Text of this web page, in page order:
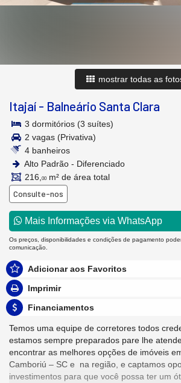
mostrar todas as
Itajaí - Balneário Santa Clara
3 dormitórios (3 suítes)
2 vagas (Privativa)
4 banheiros
Alto Padrão - Diferenciado
216, 00 m² de área total
Consulte-nos
Mais Informações via WhatsApp
Os preços, disponibilidades e condições de pagamento
comunicação.
Adicionar aos Favoritos
Imprimir
Financiamentos
Temos uma equipe de corretores todos
estamos sempre preparados pare lhe
encontrar as melhores opções de imóveis
Camboriú – SC e na região, e captamos
investimentos para que você possa ter um